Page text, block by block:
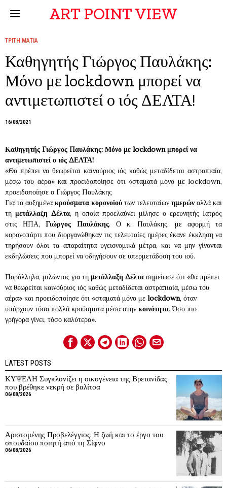
ART POINT VIEW
ΤΡΙΤΗ ΜΑΤΙΑ
Καθηγητής Γιώργος Παυλάκης:
Μόνο με lockdown μπορεί να
αντιμετωπιστεί ο ιός ΔΕΛΤΑ!
16/08/2021
Καθηγητής Γιώργος Παυλάκης: Μόνο με lockdown μπορεί να
αντιμετωπιστεί ο ιός ΔΕΛΤΑ!
«Θα πρέπει να θεωρείται καινούριος ιός καθώς μεταδίδεται αστραπιαία,
μέσω του αέρα» και προειδοποίησε ότι «σταματά μόνο με lockdown,
προειδοποίησε ο Γιώργος Παυλάκης
Για τα αυξημένα κρούσματα κορονοϊού των τελευταίων ημερών αλλά και
τη μετάλλαξη Δέλτα, η οποία προελαύνει μίλησε ο ερευνητής Ιατρός
στις ΗΠΑ,Γιώργος Παυλάκης. Ο κ. Παυλάκης, με αφορμή τα
κορονοπάρτι που διοργανώθηκαν τις τελευταίες ημέρες έκανε έκκληση να
τηρήσουν όλοι τα απαραίτητα υγειονομικά μέτρα, και να μην γίνονται
εκδηλώσεις που μπορεί να οδηγήσουν σε υπερμετάδοση του ιού.
Παράλληλα, μιλώντας για τη μετάλλαξη Δέλτα σημείωσε ότι «θα πρέπει
να θεωρείται καινούριος ιός καθώς μεταδίδεται αστραπιαία, μέσω του
αέρα» και προειδοποίησε ότι «σταματά μόνο με lockdown, όταν
υπάρχουν τόσα πολλά κρούσματα μέσα στην κοινότητα. Όσο πιο
γρήγορα γίνει, τόσο καλύτερα».
LATEST POSTS
ΚΥΨΕΛΗ Συγκλονίζει η οικογένεια της Βρετανίδας
που βρέθηκε νεκρή σε βαλίτσα
06/08/2026
Αριστομένης Προβελέγγιος: Η ζωή και το έργο του
σπουδαίου ποιητή από τη Σίφνο
06/08/2026